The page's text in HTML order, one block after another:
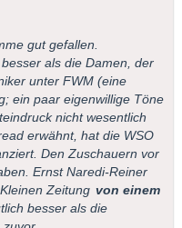
gut gefallen.
als die Damen, der
unter FWM (eine
ein paar eigenwillige Töne
nicht wesentlich
erwähnt, hat die WSO
Den Zuschauern vor
Ernst Naredi-Reiner
Kleinen Zeitung von einem
besser als die